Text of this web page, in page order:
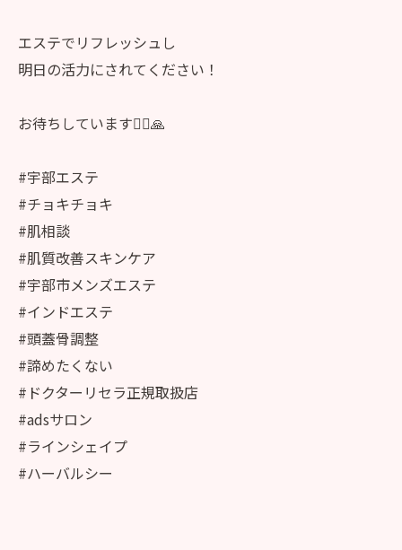
エステでリフレッシュし
明日の活力にされてください！
お待ちしています🙇‍♀️🙏
#宇部エステ
#チョキチョキ
#肌相談
#肌質改善スキンケア
#宇部市メンズエステ
#インドエステ
#頭蓋骨調整
#諦めたくない
#ドクターリセラ正規取扱店
#adsサロン
#ラインシェイプ
#ハーバルシー